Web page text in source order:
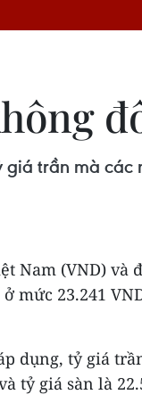
trần mà
Nam (VND) và
mức 23.241
dụng, tỷ giá
tỷ giá sàn là